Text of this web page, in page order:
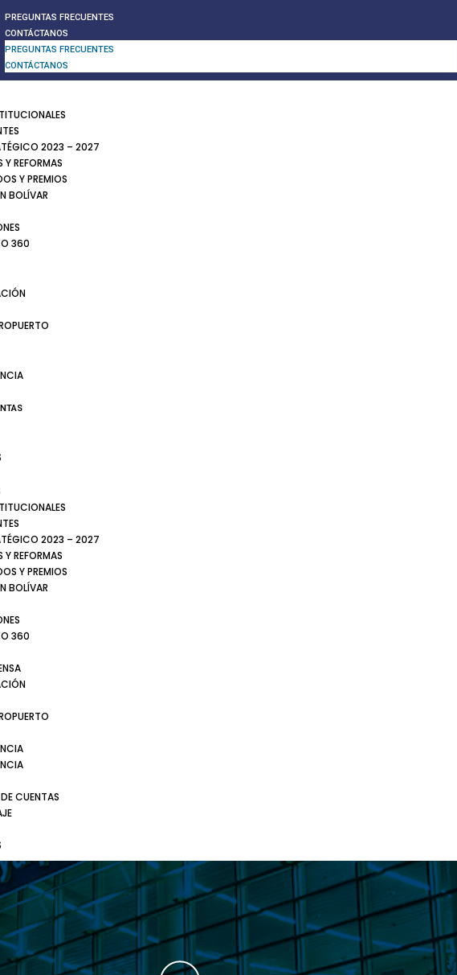
PREGUNTAS FRECUENTES
CONTÁCTANOS
PREGUNTAS FRECUENTES
CONTÁCTANOS
2023 – 2027
REFORMAS
Y PREMIOS
BOLÍVAR
360
2023 – 2027
REFORMAS
Y PREMIOS
BOLÍVAR
360
CUENTAS